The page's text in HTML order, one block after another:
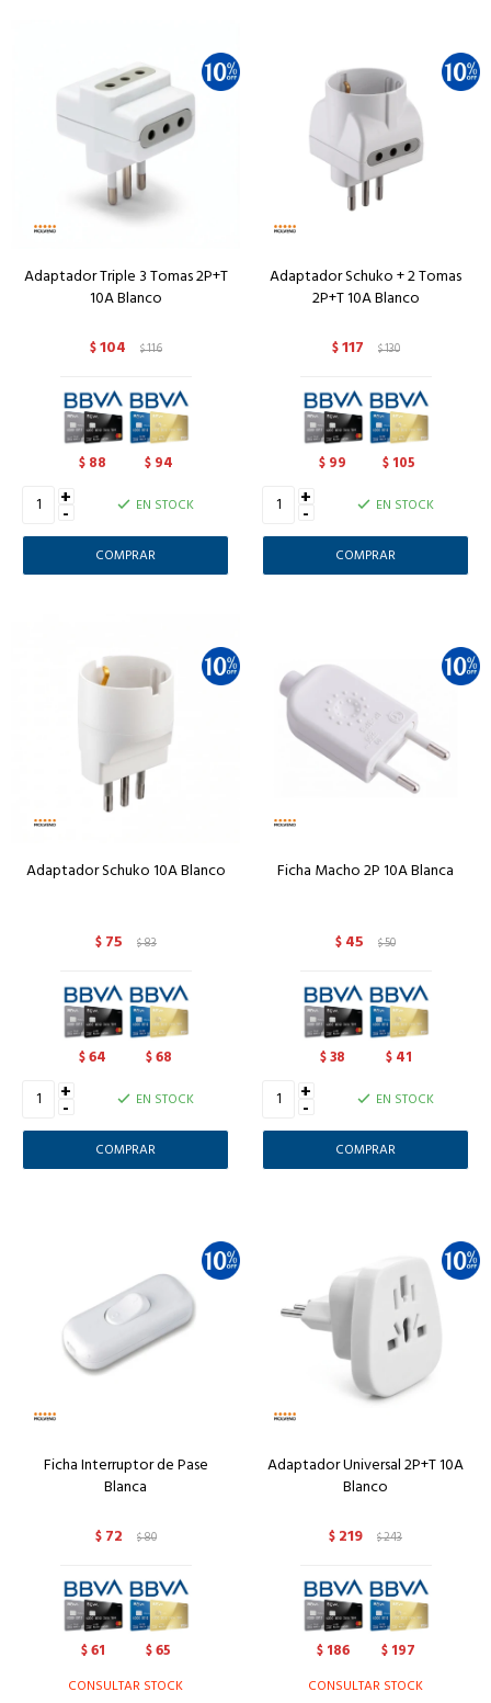
Adaptador Triple 3 Tomas 2P+T
10A Blanco
$104 $116
$ 88 $ 94
+
- EN STOCK
Adaptador Schuko + 2 Tomas
2P+T 10A Blanco
$117 $130
$ 99 $ 105
+
- EN STOCK
Adaptador Schuko 10A Blanco
$ 75 $83
$64 $68
+
- EN STOCK
Ficha Macho 2P 10A Blanca
$ 45 $50
$38 $ 41
+
- EN STOCK
Ficha Interruptor de Pase
Blanca
$ 72 $80
$61 $65
CONSULTAR STOCK
Adaptador Universal 2P+T 10A
Blanco
$ 219 $243
$ 186 $ 197
CONSULTAR STOCK